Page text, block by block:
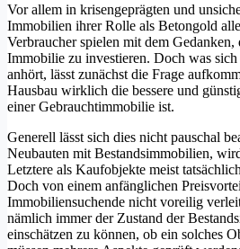
Vor allem in krisengeprägten und
Immobilien ihrer Rolle als Betongold
Verbraucher spielen mit dem Gedanken,
Immobilie zu investieren. Doch was
anhört, lässt zunächst die Frage
Hausbau wirklich die bessere und
einer Gebrauchtimmobilie ist.
Generell lässt sich dies nicht pauschal
Neubauten mit Bestandsimmobilien,
Letztere als Kaufobjekte meist
Doch von einem anfänglichen
Immobiliensuchende nicht voreilig
nämlich immer der Zustand der
einschätzen zu können, ob ein solches